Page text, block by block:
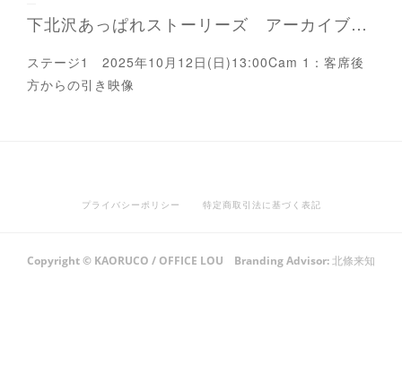
下北沢あっぱれストーリーズ アーカイブ ステージ1
ステージ1 2025年10月12日(日)13:00Cam 1：客席後
方からの引き映像
プライバシーポリシー 特定商取引法に基づく表記
Copyright © KAORUCO / OFFICE LOU Branding Advisor: 北條来知